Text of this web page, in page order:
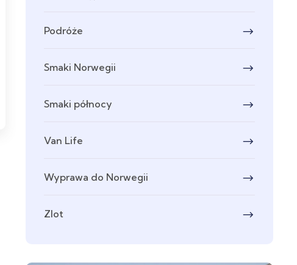
Podróże
Smaki Norwegii
Smaki północy
Van Life
Wyprawa do Norwegii
Zlot